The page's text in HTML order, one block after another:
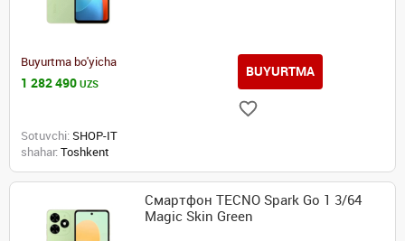
Buyurtma bo'yicha
1 282 490 UZS
BUYURTMA
Sotuvchi: SHOP-IT
shahar: Toshkent
Смартфон TECNO Spark Go 1 3/64
Magic Skin Green